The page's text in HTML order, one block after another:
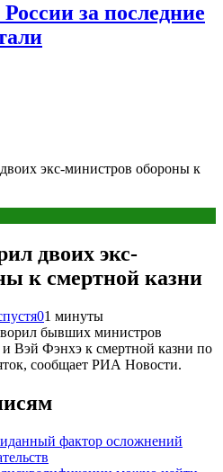
за последние
экс-министров обороны к
двоих экс-
к смертной казни
01 минуты
бывших министров
Вэй Фэнхэ к смертной казни по
сообщает РИА Новости.
фактор осложнений